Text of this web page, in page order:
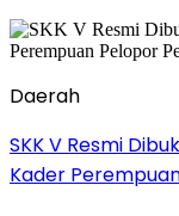
Daerah
SKK V Resmi
Kader